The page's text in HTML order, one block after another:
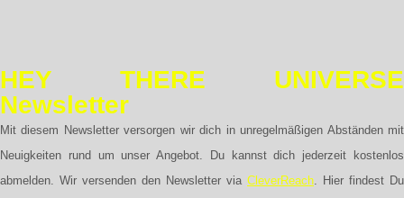
HEY THERE UNIVERSE
Newsletter
Mit diesem Newsletter versorgen wir dich in unregelmäßigen Abständen mit
Neuigkeiten rund um unser Angebot. Du kannst dich jederzeit kostenlos
abmelden. Wir versenden den Newsletter via CleverReach. Hier findest Du